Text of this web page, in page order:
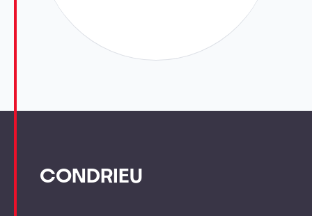
CONDRIEU